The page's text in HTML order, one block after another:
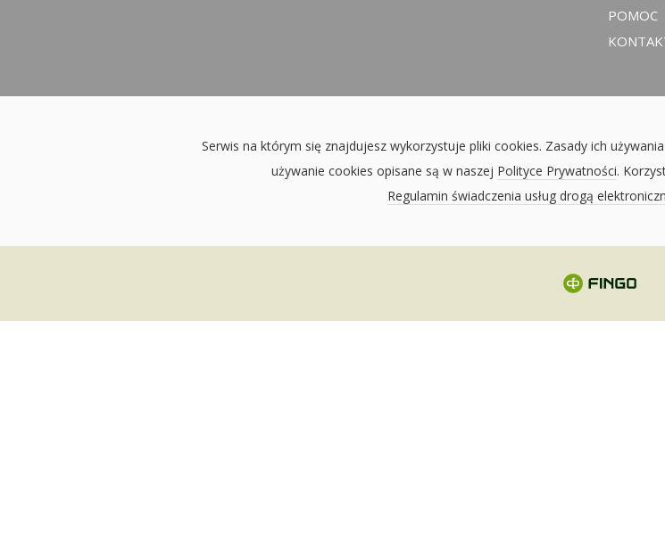
POMOC
Serwis na którym się znajdujesz wykorzystuje pliki cookies. Zasady ich
używanie cookies opisane są w naszej Polityce Prywatności.
Regulamin świadczenia usług drogą